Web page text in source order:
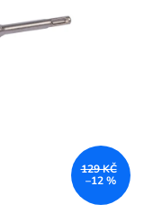
129 KČ
–12 %